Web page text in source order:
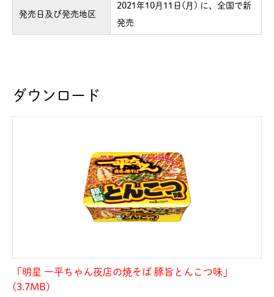
発売日及び発売地区
2021年10月11日(月) に、全国で新
発売
ダウンロード
「明星 一平ちゃん夜店の焼そば 豚旨とんこつ味」
(3.7MB)